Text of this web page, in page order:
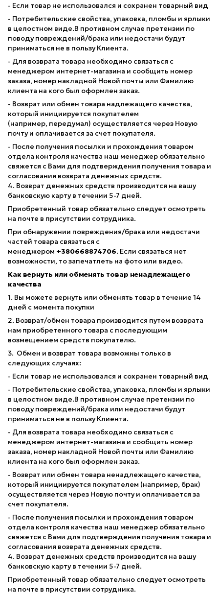
- Если товар не использовался и сохранен товарный вид
- Потребительские свойства, упаковка, пломбы и ярлыки
в целостном виде.В противном случае претензии по
поводу повреждений/брака или недостачи будут
приниматься не в пользу Клиента.
- Для возврата товара необходимо связаться с
менеджером интернет-магазина и сообщить номер
заказа, номер накладной Новой почты или Фамилию
клиента на кого был оформлен заказ.
- Возврат или обмен товара надлежащего качества,
который инициируется покупателем
(например, передумал) осуществляется через Новую
почту и оплачивается за счет покупателя.
- После получения посылки и прохождения товаром
отдела контроля качества наш менеджер обязательно
свяжется с Вами для подтверждения получения товара и
согласования возврата денежных средств.
4. Возврат денежных средств производится на вашу
банковскую карту в течении 5-7 дней.
Приобретенный товар обязательно следует осмотреть
на почте в присутствии сотрудника.
При обнаружении повреждения/брака или недостачи
частей товара связаться с
менеджером +380668874706. Если связаться нет
возможности, то запечатлеть на фото или видео.
Как вернуть или обменять товар ненадлежащего
качества
1. Вы можете вернуть или обменять товар в течение 14
дней с момента покупки
2. Возврат/обмен товара производится путем возврата
нам приобретенного товара с последующим
возмещением средств покупателю.
3. Обмен и возврат товара возможны только в
следующих случаях:
- Если товар не использовался и сохранен товарный вид
- Потребительские свойства, упаковка, пломбы и ярлыки
в целостном виде.В противном случае претензии по
поводу повреждений/брака или недостачи будут
приниматься не в пользу Клиента.
- Для возврата товара необходимо связаться с
менеджером интернет-магазина и сообщить номер
заказа, номер накладной Новой почты или Фамилию
клиента на кого был оформлен заказ.
- Возврат или обмен товара ненадлежащего качества,
который инициируется покупателем (например, брак)
осуществляется через Новую почту и оплачивается за
счет покупателя.
- После получения посылки и прохождения товаром
отдела контроля качества наш менеджер обязательно
свяжется с Вами для подтверждения получения товара и
согласования возврата денежных средств.
4. Возврат денежных средств производится на вашу
банковскую карту в течении 5-7 дней.
Приобретенный товар обязательно следует осмотреть
на почте в присутствии сотрудника.